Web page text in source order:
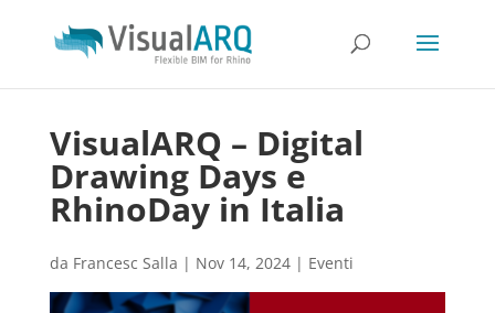
VisualARQ – Digital
Drawing Days e
RhinoDay in Italia
da Francesc Salla | Nov 14, 2024| Eventi